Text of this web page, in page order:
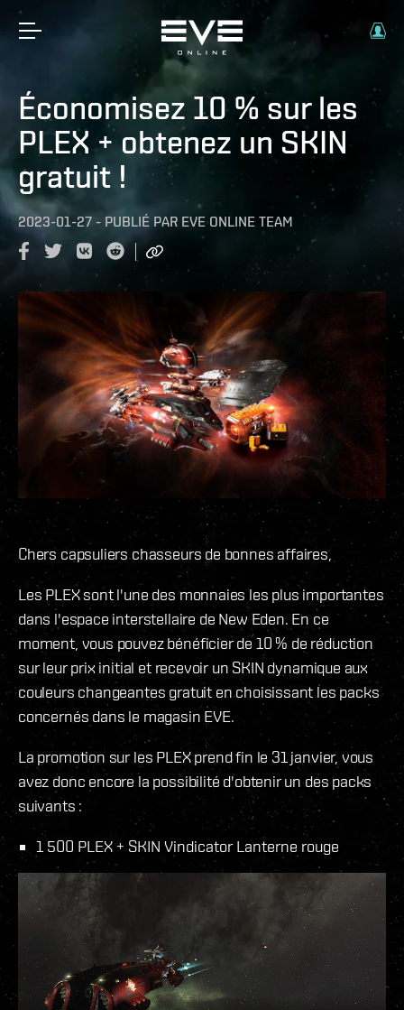
Économisez 10 % sur les
PLEX + obtenez un SKIN
gratuit !
2023-01-27 - PUBLIÉ PAR EVE ONLINE TEAM
Chers capsuliers chasseurs de bonnes affaires,
Les PLEX sont l'une des monnaies les plus importantes
dans l'espace interstellaire de New Eden. En ce
moment, vous pouvez bénéficier de 10 % de réduction
sur leur prix initial et recevoir un SKIN dynamique aux
couleurs changeantes gratuit en choisissant les packs
concernés dans le magasin EVE.
La promotion sur les PLEX prend fin le 31 janvier, vous
avez donc encore la possibilité d'obtenir un des packs
suivants :
1 500 PLEX + SKIN Vindicator Lanterne rouge